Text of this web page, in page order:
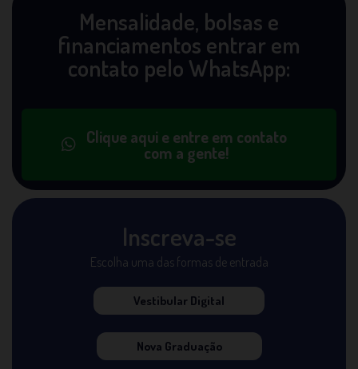
Mensalidade, bolsas e
financiamentos entrar em
contato pelo WhatsApp:
Clique aqui e entre em contato
com a gente!
Inscreva-se
Escolha uma das formas de entrada
Vestibular Digital
Nova Graduação